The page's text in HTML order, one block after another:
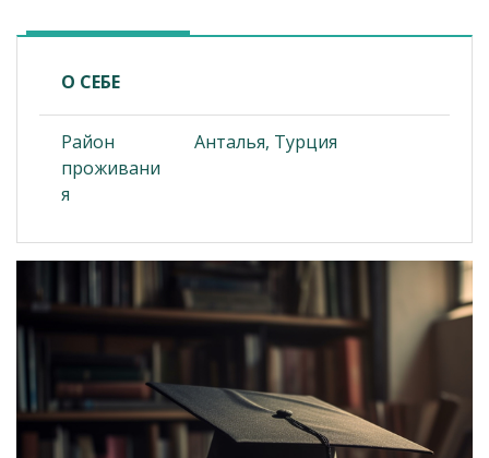
О СЕБЕ
Район
проживани
я
Анталья, Турция